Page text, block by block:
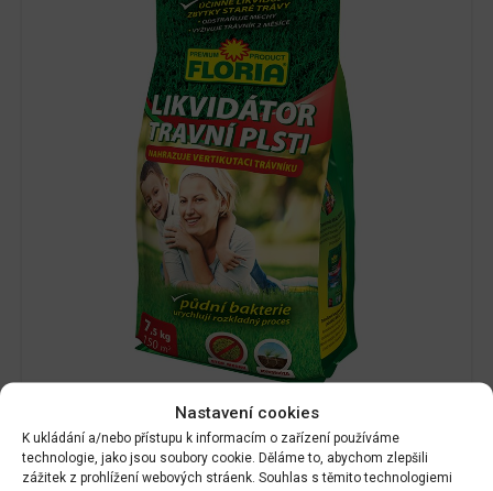
Nastavení cookies
K ukládání a/nebo přístupu k informacím o zařízení používáme
technologie, jako jsou soubory cookie. Děláme to, abychom zlepšili
zážitek z prohlížení webových stráenk. Souhlas s těmito technologiemi
DALŠÍ INFORMACE